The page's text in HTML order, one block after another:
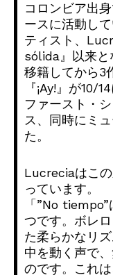
コロンビア出
ースに活動し
ティスト、
sólida』以来
移籍してから3
『¡Ay!』が10/
ファースト・
ス、同時にミ
た。
Lucreciaはこ
っています。
「”No
つです。ボレ
た柔らかなリ
中を動く声で
のです。これ